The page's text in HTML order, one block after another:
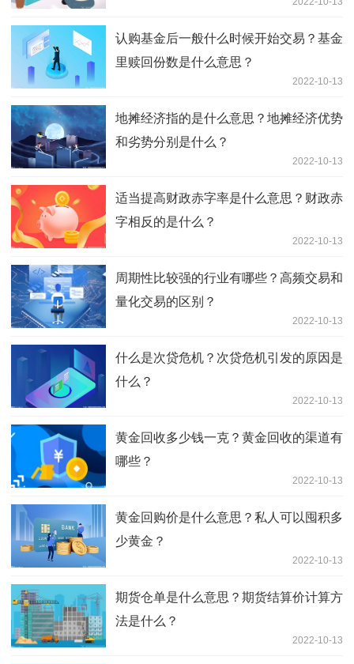
认购基金后一般什么时候开始交易？基金
里赎回份数是什么意思？
2022-10-13
地摊经济指的是什么意思？地摊经济优势
和劣势分别是什么？
2022-10-13
适当提高财政赤字率是什么意思？财政赤
字相反的是什么？
2022-10-13
周期性比较强的行业有哪些？高频交易和
量化交易的区别？
2022-10-13
什么是次贷危机？次贷危机引发的原因是
什么？
2022-10-13
黄金回收多少钱一克？黄金回收的渠道有
哪些？
2022-10-13
黄金回购价是什么意思？私人可以囤积多
少黄金？
2022-10-13
期货仓单是什么意思？期货结算价计算方
法是什么？
2022-10-13